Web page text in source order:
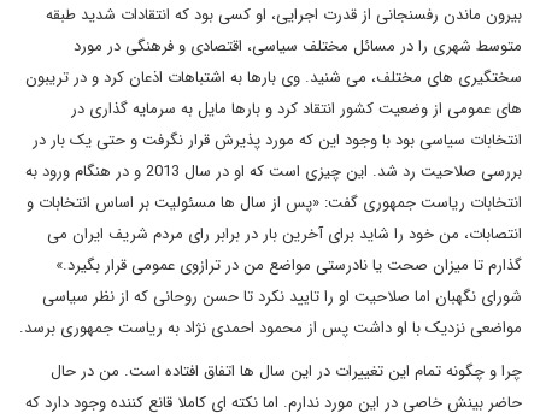
بیرون ماندن رفسنجانی از قدرت اجرایی، او کسی بود که انتقادات شدید طبقه
متوسط شهری را در مسائل مختلف سیاسی، اقتصادی و فرهنگی در مورد
سختگیری های مختلف، می شنید. وی بارها به اشتباهات اذعان کرد و در تریبون
های عمومی از وضعیت کشور انتقاد کرد و بارها مایل به سرمایه گذاری در
انتخابات سیاسی بود با وجود این که مورد پذیرش قرار نگرفت و حتی یک بار در
بررسی صلاحیت رد شد. این چیزی است که او در سال 2013 و در هنگام ورود به
انتخابات ریاست جمهوری گفت: «پس از سال ها مسئولیت بر اساس انتخابات و
انتصابات، من خود را شاید برای آخرین بار در برابر رای مردم شریف ایران می
گذارم تا میزان صحت یا نادرستی مواضع من در ترازوی عمومی قرار بگیرد.»
شورای نگهبان اما صلاحیت او را تایید نکرد تا حسن روحانی که از نظر سیاسی
مواضعی نزدیک با او داشت پس از محمود احمدی نژاد به ریاست جمهوری برسد.
چرا و چگونه تمام این تغییرات در این سال ها اتفاق افتاده است. من در حال
حاضر بینش خاصی در این مورد ندارم. اما نکته ای کاملا قانع کننده وجود دارد که